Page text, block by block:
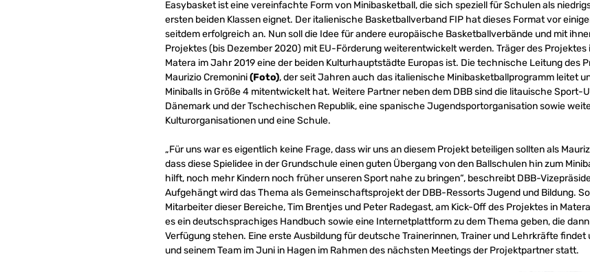
Easybasket ist eine vereinfachte Form von Minibasketball, die sich speziell für Schulen als
ersten beiden Klassen eignet. Der italienische Basketballverband FIP hat dieses Format vor
seitdem erfolgreich an. Nun soll die Idee für andere europäische Basketballverbände und mit
Projektes (bis Dezember 2020) mit EU-Förderung weiterentwickelt werden. Träger des Projektes
Matera im Jahr 2019 eine der beiden Kulturhauptstädte Europas ist. Die technische Leitung des
Maurizio Cremonini(Foto), der seit Jahren auch das italienische Minibasketballprogramm leitet
Miniballs in Größe 4 mitentwickelt hat. Weitere Partner neben dem DBB sind die litauische Sport-
Dänemark und der Tschechischen Republik, eine spanische Jugendsportorganisation sowie
Kulturorganisationen und eine Schule.
„Für uns war es eigentlich keine Frage, dass wir uns an diesem Projekt beteiligen sollten als
dass diese Spielidee in der Grundschule einen guten Übergang von den Ballschulen hin zum
hilft, noch mehr Kindern noch früher unseren Sport nahe zu bringen“, beschreibt DBB-
Aufgehängt wird das Thema als Gemeinschaftsprojekt der DBB-Ressorts Jugend und Bildung.
Mitarbeiter dieser Bereiche, Tim Brentjes und Peter Radegast, am Kick-Off des Projektes in
es ein deutschsprachiges Handbuch sowie eine Internetplattform zu dem Thema geben, die
Verfügung stehen. Eine erste Ausbildung für deutsche Trainerinnen, Trainer und Lehrkräfte
und seinem Team im Juni in Hagen im Rahmen des nächsten Meetings der Projektpartner statt.